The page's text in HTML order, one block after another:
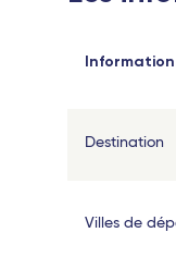
Information
Destination
Villes de